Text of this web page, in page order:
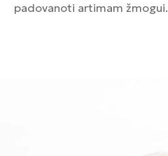
padovanoti artimam žmogui.